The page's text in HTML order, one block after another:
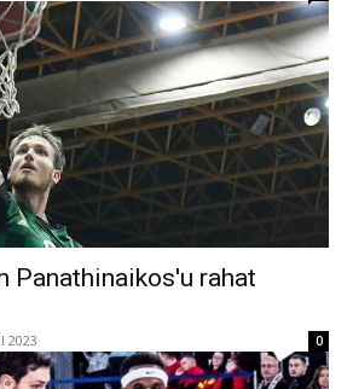
Panathinaikos'u rahat
2023 0